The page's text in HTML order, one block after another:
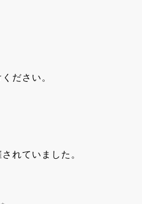
ださい。
れていました。